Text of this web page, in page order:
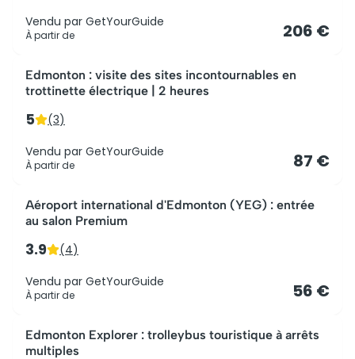
Vendu par GetYourGuide
À partir de 206 €
Edmonton : visite des sites incontournables en
trottinette électrique | 2 heures
5 (3)
Vendu par GetYourGuide
À partir de 87 €
Aéroport international d'Edmonton (YEG) : entrée
au salon Premium
3.9 (4)
Vendu par GetYourGuide
À partir de 56 €
Edmonton Explorer : trolleybus touristique à arrêts
multiples